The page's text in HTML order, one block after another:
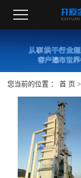
您当前的位置 ： 首 页 >